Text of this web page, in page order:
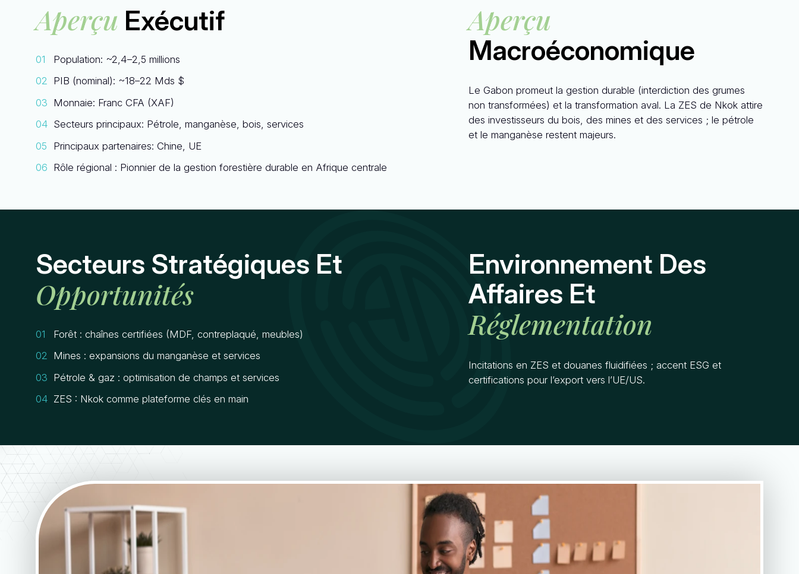
Aperçu Exécutif
Population: ~2,4–2,5 millions
PIB (nominal): ~18–22 Mds $
Monnaie: Franc CFA (XAF)
Secteurs principaux: Pétrole, manganèse, bois, services
Principaux partenaires: Chine, UE
Rôle régional : Pionnier de la gestion forestière durable en Afrique centrale
Aperçu
Macroéconomique
Le Gabon promeut la gestion durable (interdiction des grumes
non transformées) et la transformation aval. La ZES de Nkok attire
des investisseurs du bois, des mines et des services ; le pétrole
et le manganèse restent majeurs.
Secteurs Stratégiques Et
Opportunités
Forêt : chaînes certifiées (MDF, contreplaqué, meubles)
Mines : expansions du manganèse et services
Pétrole & gaz : optimisation de champs et services
ZES : Nkok comme plateforme clés en main
Environnement Des
Affaires Et
Réglementation
Incitations en ZES et douanes fluidifiées ; accent ESG et
certifications pour l’export vers l’UE/US.